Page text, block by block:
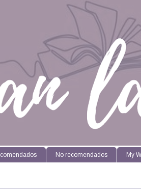
No recomendados My